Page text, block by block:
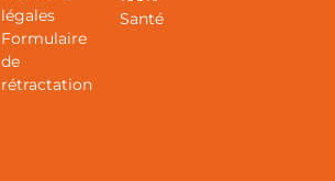
légales
Formulaire
de
rétractation
Santé